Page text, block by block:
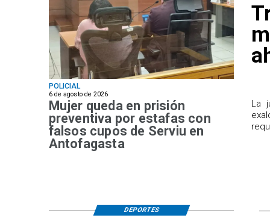
​La
POLICIAL
6 de agosto de 2026
Mujer queda en prisión
preventiva por estafas con
falsos cupos de Serviu en
Antofagasta
DEPORTES